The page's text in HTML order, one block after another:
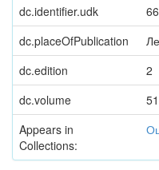
dc.identifier.udk
dc.placeOfPublication
dc.edition
2
dc.volume
51
Appears in
Collections: